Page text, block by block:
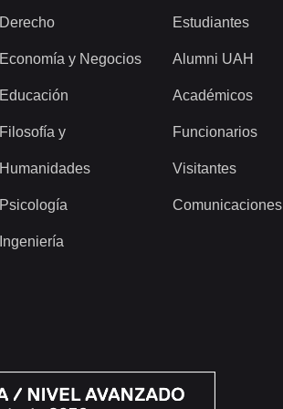
Derecho
Economía y Negocios
Educación
Filosofía y
Humanidades
Psicología
Ingeniería
Estudiantes
Alumni UAH
Académicos
Funcionarios
Visitantes
Comunicaciones